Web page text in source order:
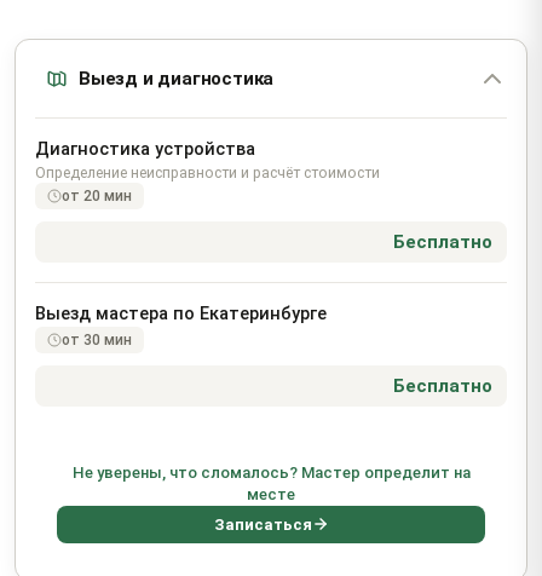
Выезд и диагностика
Диагностика устройства
Определение неисправности и расчёт стоимости
от 20 мин
Бесплатно
Выезд мастера по Екатеринбурге
от 30 мин
Бесплатно
Не уверены, что сломалось? Мастер определит на
месте
Записаться